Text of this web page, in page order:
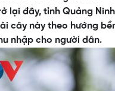
lại đây, tỉnh Quảng
cây này theo hướng
nhập cho người dân.